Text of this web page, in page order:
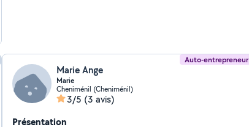
Auto-entrepreneur
Marie Ange
Marie
Cheniménil (Cheniménil)
3/5 (3 avis)
Présentation